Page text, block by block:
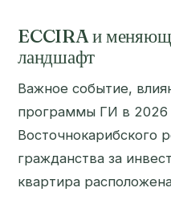
ECCIRA и
ландшафт
Важное событие,
программы ГИ в 2026
Восточнокарибского
гражданства за
квартира